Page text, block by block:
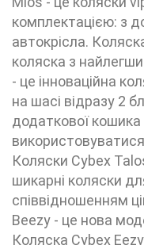
комплектацією: з
автокрісла.
коляска з
- це інноваційна
на шасі відразу 2
додаткової
Коляски Cybex
шикарні коляски
співвідношенням
Beezy - це нова
Коляска Cybex